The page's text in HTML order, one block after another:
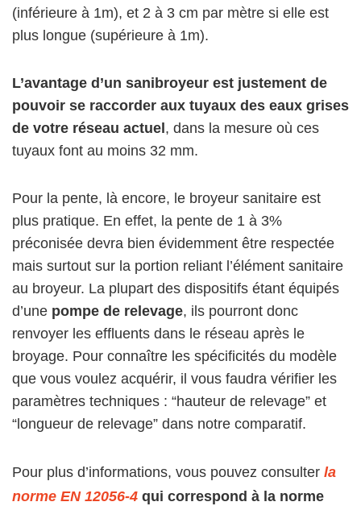
(inférieure à 1m), et 2 à 3 cm par mètre si elle est
plus longue (supérieure à 1m).
L’avantage d’un sanibroyeur est justement de
pouvoir se raccorder aux tuyaux des eaux grises
de votre réseau actuel , dans la mesure où ces
tuyaux font au moins 32 mm.
Pour la pente, là encore, le broyeur sanitaire est
plus pratique. En effet, la pente de 1 à 3%
préconisée devra bien évidemment être respectée
mais surtout sur la portion reliant l’élément sanitaire
au broyeur. La plupart des dispositifs étant équipés
d’une pompe de relevage, ils pourront donc
renvoyer les effluents dans le réseau après le
broyage. Pour connaître les spécificités du modèle
que vous voulez acquérir, il vous faudra vérifier les
paramètres techniques : “hauteur de relevage” et
“longueur de relevage” dans notre comparatif.
Pour plus d’informations, vous pouvez consulter la
norme EN 12056-4 qui correspond à la norme